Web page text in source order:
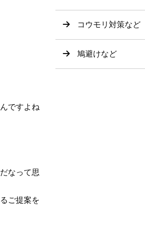
ですよね
なって思
ご提案を
コウモリ対策など
鳩避けなど